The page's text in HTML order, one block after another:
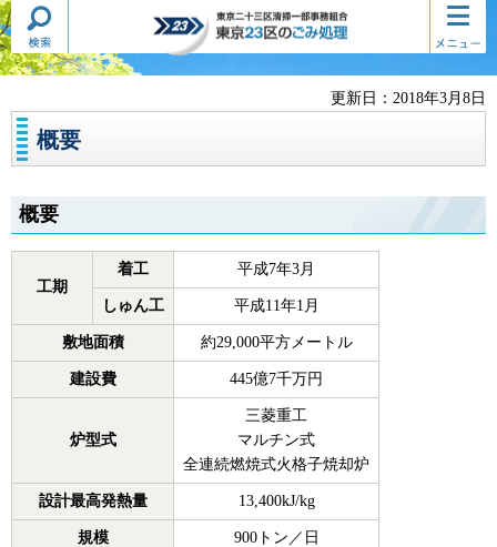
東京二十三区清掃一部事務組合
東京23区のごみ処理
検索・
共通メ
ニュー
コンテ
ンツメ
ニュー
更新日：2018年3月8日
概要
概要
工期
着工 平成7年3月
しゅん工 平成11年1月
敷地面積 約29,000平方メートル
建設費 445億7千万円
炉型式
三菱重工
マルチン式
全連続燃焼式火格子焼却炉
設計最高発熱量 13,400kJ/kg
規模
900トン／日